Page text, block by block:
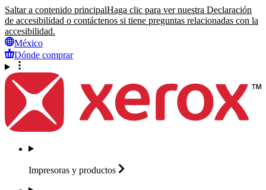
Saltar a contenido principalHaga clic para ver nuestra Declaración
de accesibilidad o contáctenos si tiene preguntas relacionadas con la
accesibilidad.
México
Dónde comprar
Impresoras y productos